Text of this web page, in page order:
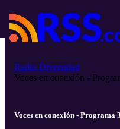
Radio Diversidad
Voces en conexión -
Voces en conexión - Programa 3